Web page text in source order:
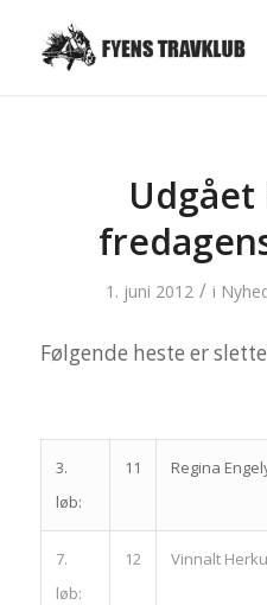
1. juni 2012 / i
Følgende heste er
3.
løb:
11 Regina
7.
løb:
12 Vinnalt